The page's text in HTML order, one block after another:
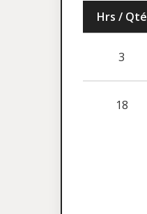
Hrs / Qté
3
18